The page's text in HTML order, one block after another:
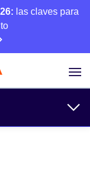
las claves para